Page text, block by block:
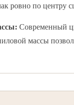
ровно по центру
Современный
массы